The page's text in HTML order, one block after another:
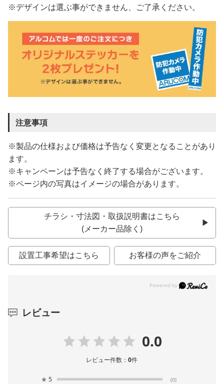
※デザインは選ぶ事ができません、ご了承ください。
注意事項
※製品の仕様および価格は予告なく変更となることがあり
ます。
※キャンペーンは予告なく終了する場合がございます。
※ページ内の写真はイメージの場合があります。
チラシ・寸法図・取扱説明書はこちら
(メーカー品除く)
設置工事希望はこちら お客様の声をご紹介
レビュー
0.0
レビュー件数：0件
★ 5 (0)